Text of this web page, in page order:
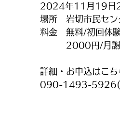
2024年11月19日
場所　岩切市民セン
料金　無料/初回体
2000円/月謝
詳細・お申込はこち
090-1493-5926(